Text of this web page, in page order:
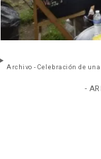
Archivo - Celebración de
-